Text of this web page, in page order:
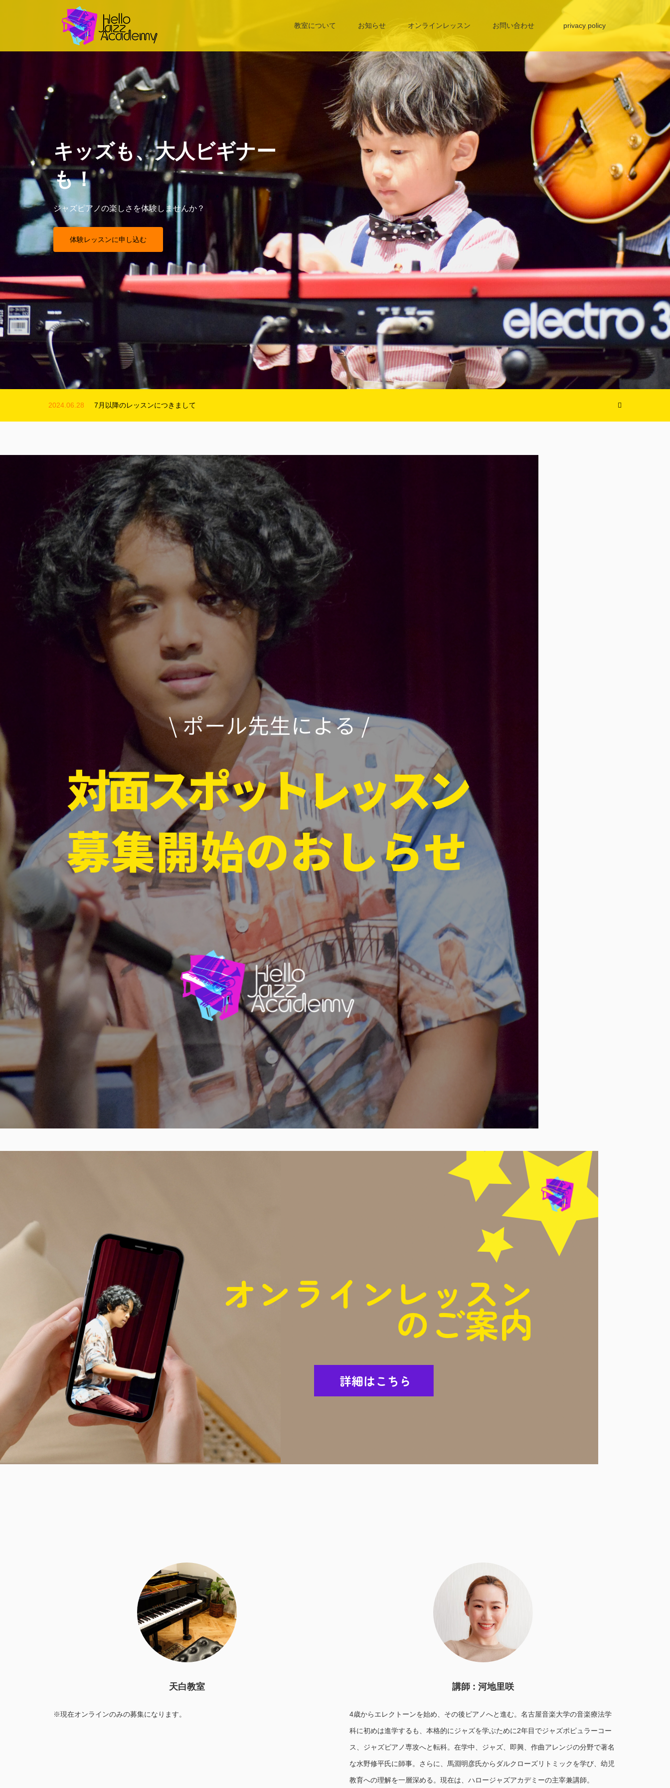
教室について お知らせ オンラインレッスン お問い合わせ privacy policy
キッズも、大人ビギナー
も！
ジャズピアノの楽しさを体験しませんか？
体験レッスンに申し込む
2024.05.14 6月末まで休業のお知らせ
天白教室
※現在オンラインのみの募集になります。
講師 : 河地里咲
4歳からエレクトーンを始め、その後ピアノへと進む。名古屋音楽大学の音楽療法学
科に初めは進学するも、本格的にジャズを学ぶために2年目でジャズポピュラーコー
ス、ジャズピアノ専攻へと転科。在学中、ジャズ、即興、作曲アレンジの分野で著名
な水野修平氏に師事。さらに、馬淵明彦氏からダルクローズリトミックを学び、幼児
教育への理解を一層深める。現在は、ハロージャズアカデミーの主宰兼講師。